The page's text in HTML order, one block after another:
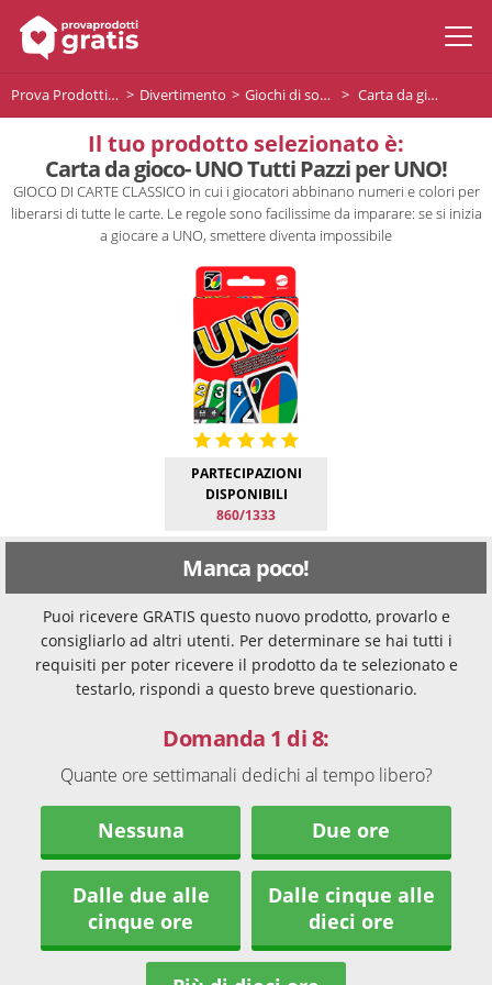
Prova Prodotti Gratis Divertimento Giochi di società Carta da gioco- UNO Tutti Pazzi per UNO!
Il tuo prodotto selezionato è:
Carta da gioco- UNO Tutti Pazzi per UNO!
GIOCO DI CARTE CLASSICO in cui i giocatori abbinano numeri e colori per
liberarsi di tutte le carte. Le regole sono facilissime da imparare: se si inizia
a giocare a UNO, smettere diventa impossibile
PARTECIPAZIONI
DISPONIBILI
860/1333
Manca poco!
Puoi ricevere GRATIS questo nuovo prodotto, provarlo e
consigliarlo ad altri utenti. Per determinare se hai tutti i
requisiti per poter ricevere il prodotto da te selezionato e
testarlo, rispondi a questo breve questionario.
Domanda 1 di 8:
Quante ore settimanali dedichi al tempo libero?
Nessuna Due ore
Dalle due alle
cinque ore
Dalle cinque alle
dieci ore